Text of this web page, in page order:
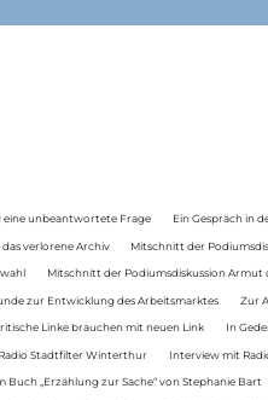
eine unbeantwortete Frage Ein Gespräch in
das verlorene Archiv Mitschnitt der
Mitschnitt der Podiumsdiskussion Armut
zur Entwicklung des Arbeitsmarktes Zur
Linke brauchen mit neuen Link In
Stadtfilter Winterthur Interview mit
„Erzählung zur Sache“ von Stephanie Bart